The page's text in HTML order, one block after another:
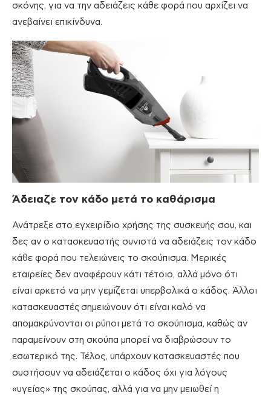
σκόνης, για να την αδειάζεις κάθε φορά που αρχίζει να
ανεβαίνει επικίνδυνα.
Άδειαζε τον κάδο μετά το καθάρισμα
Ανάτρεξε στο εγχειρίδιο χρήσης της συσκευής σου, και
δες αν ο κατασκευαστής συνιστά να αδειάζεις τον κάδο
κάθε φορά που τελειώνεις το σκούπισμα. Μερικές
εταιρείες δεν αναφέρουν κάτι τέτοιο, αλλά μόνο ότι
είναι αρκετό να μην γεμίζεται υπερβολικά ο κάδος. Άλλοι
κατασκευαστές σημειώνουν ότι είναι καλό να
απομακρύνονται οι ρύποι μετά το σκούπισμα, καθώς αν
παραμείνουν στη σκούπα μπορεί να διαβρώσουν το
εσωτερικό της. Τέλος, υπάρχουν κατασκευαστές που
συστήσουν να αδειάζεται ο κάδος όχι για λόγους
«υγείας» της σκούπας, αλλά για να μην μειωθεί η